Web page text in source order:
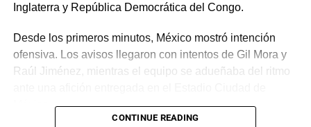
Inglaterra y República Democrática del Congo.
Desde los primeros minutos, México mostró intención
ofensiva. Los avisos llegaron con intentos de Gil Mora y
Raúl Jiménez, mientras el equipo se adueñaba del ritmo
CONTINUE READING